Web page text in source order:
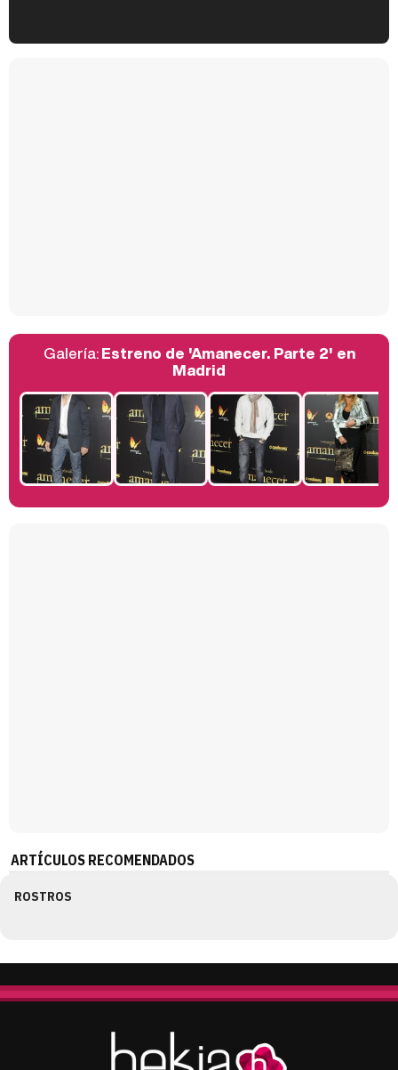
Galería:Estreno de 'Amanecer. Parte 2' en
Madrid
ARTÍCULOS RECOMENDADOS
ROSTROS